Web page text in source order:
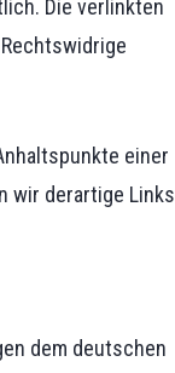
Die verlinkten
einer
wir derartige Links
dem deutschen